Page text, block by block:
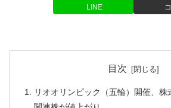
LINE
目次
リオオリンピック（五輪）開催、株